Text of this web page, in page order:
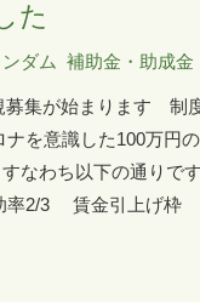
た
ダム 補助金・助成金
募集が始まります 制
を意識した100万円
すなわち以下の通
3 賃金引上げ枠